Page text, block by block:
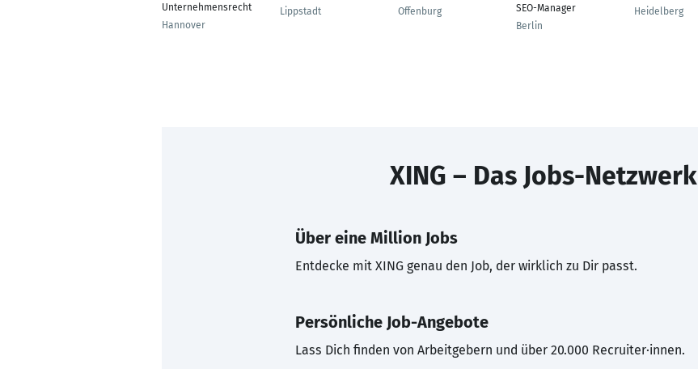
Unternehmensrecht
Hannover
Lippstadt
Offenburg
SEO-Manager
Berlin
Heidelberg
XING – Das Jobs-Netzwerk
Über eine Million Jobs
Entdecke mit XING genau den Job, der wirklich zu Dir passt.
Persönliche Job-Angebote
Lass Dich finden von Arbeitgebern und über 20.000 Recruiter·innen.